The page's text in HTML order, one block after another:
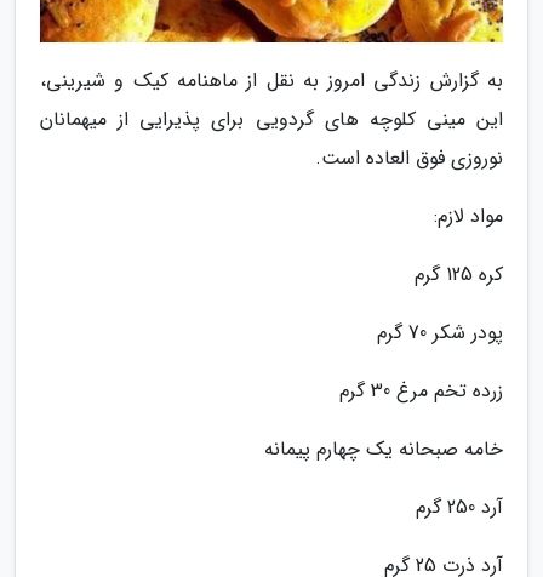
به گزارش زندگی امروز به نقل از ماهنامه کیک و شیرینی،
این مینی کلوچه های گردویی برای پذیرایی از میهمانان
نوروزی فوق العاده است.
مواد لازم:
کره 125 گرم
پودر شکر 70 گرم
زرده تخم مرغ 30 گرم
خامه صبحانه یک چهارم پیمانه
آرد 250 گرم
آرد ذرت 25 گرم